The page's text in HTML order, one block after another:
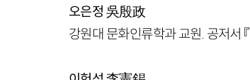
오은정 吳殷政
강원대 문화인류학과 교원. 공저서